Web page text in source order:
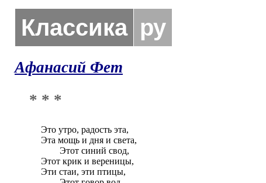
Классика ру
Афанасий Фет
* * *
Это утро, радость эта,
Эта мощь и дня и света,
Этот крик и вереницы,
Эти стаи, эти птицы,